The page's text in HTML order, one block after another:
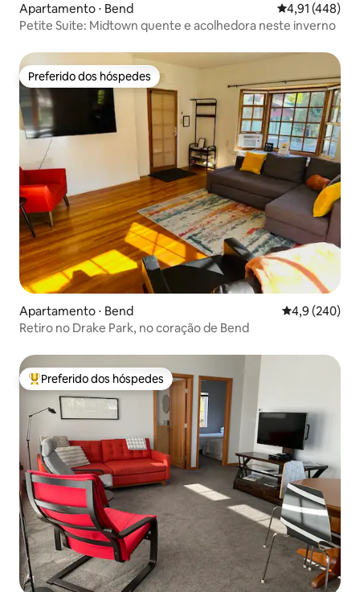
Apartamento ⋅ Bend 4,91 de uma
4,91 (448)
Petite Suite: Midtown quente e acolhedora neste inverno
Preferido dos hóspedes
Preferido dos hóspedes
Apartamento ⋅ Bend 4,9 de uma
4,9 (240)
Retiro no Drake Park, no coração de Bend
Entre os melhores preferidos dos hóspedes
Preferido dos hóspedes